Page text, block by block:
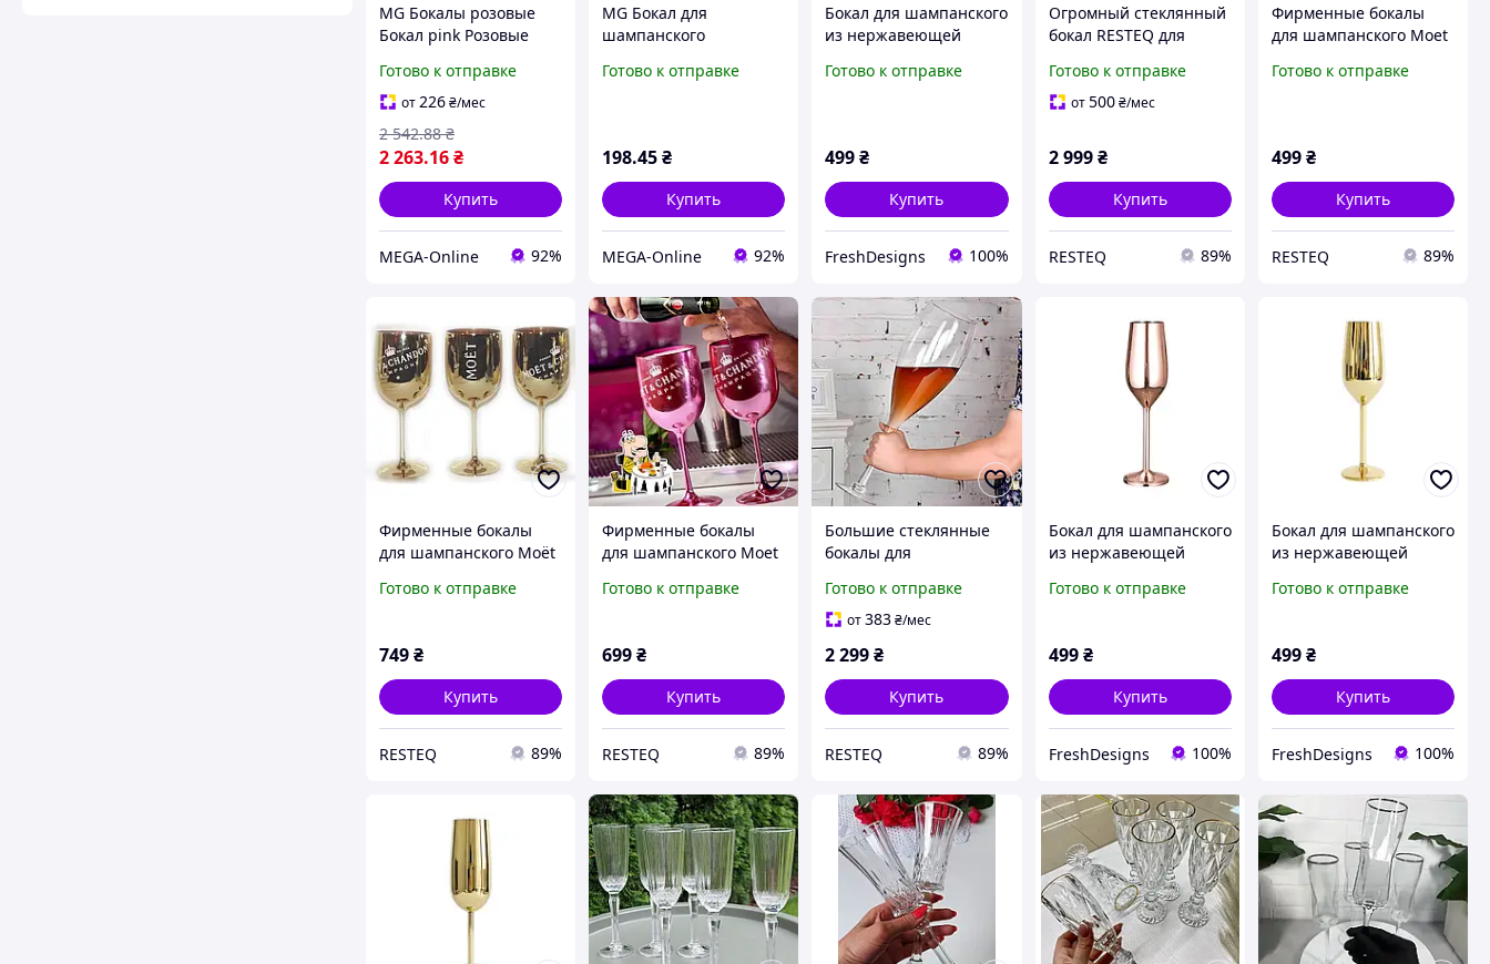
MG Бокалы розовые
Бокал pink Розовые
Оригинальные
розовые бокалы НАБОР
ШАМПАНСКОГО
Готово к отправке
от 226₴/мес
2 263.16₴
2 542.88 ₴
Купить
MEGA-Online 92%
MG Бокал для
шампанского
Пластиковые
Готово к отправке
198.45₴
Купить
MEGA-Online 92%
Бокал для шампанского
из нержавеющей
цвет, 210 мл, Lunaris
Готово к отправке
499₴
Купить
FreshDesigns 100%
Огромный стеклянный
бокал RESTEQ для
литра, высота 50 см,
декоративный бокал-
Готово к отправке
от500 ₴/мес
2 999 ₴
Купить
RESTEQ 89%
Фирменные бокалы
для шампанского Moet
Мое Шандон, Белый
Готово к отправке
499₴
Купить
RESTEQ 89%
Фирменные бокалы
для шампанского Moët
Мое Шандон. Золотой
Готово к отправке
749₴
Купить
RESTEQ 89%
Фирменные бокалы
для шампанского Moet
Мое Шандон. Розовый
Готово к отправке
699₴
Купить
RESTEQ 89%
Большие стеклянные
бокалы для
RESTEQ, высота 50см,
толстое стекло УЦЕНКА
Готово к отправке
от383₴/мес
2 299₴
Купить
RESTEQ 89%
Бокал для шампанского
из нержавеющей
розовое золото, 210 мл,
Готово к отправке
499 ₴
Купить
FreshDesigns 100%
Бокал для шампанского
из нержавеющей
цвет, 210 мл, Lunaris
Готово к отправке
499₴
Купить
FreshDesigns 100%